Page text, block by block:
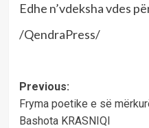
Edhe n’vdeksha vdes
/QendraPress/
Post
navigation
Previous:
Fryma poetike e së
Bashota KRASNIQI